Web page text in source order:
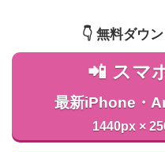
👇️ 無料ダウ
📲 スマ
最新iPhone・
1440px ×